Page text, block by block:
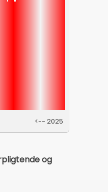
<-- 2025
og